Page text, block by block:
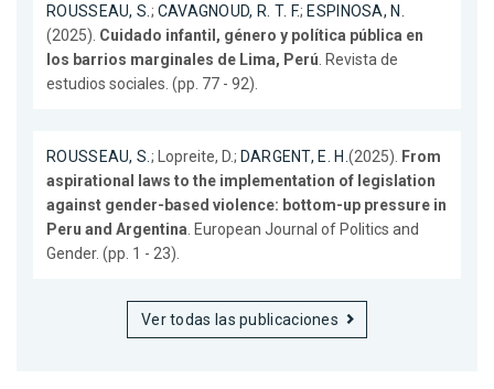
ROUSSEAU, S. ; CAVAGNOUD, R. T. F.; ESPINOSA, N.
(2025). Cuidado infantil, género y política pública en
los barrios marginales de Lima, Perú . Revista de
estudios sociales. (pp. 77 - 92).
ROUSSEAU, S. ; Lopreite, D.; DARGENT, E. H. (2025).
From
aspirational laws to the implementation of legislation
against gender-based violence: bottom-up pressure in
Peru and Argentina . European Journal of Politics and
Gender. (pp. 1 - 23).
Ver todas las publicaciones